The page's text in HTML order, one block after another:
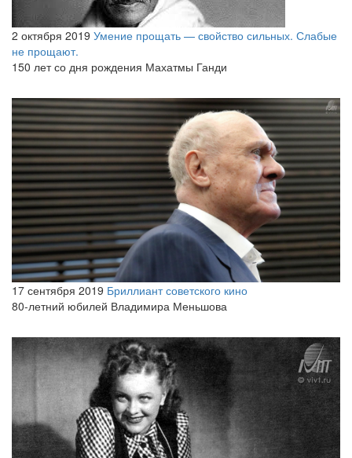
2 октября 2019 Умение прощать — свойство сильных. Слабые
не прощают.
150 лет со дня рождения Махатмы Ганди
17 сентября 2019 Бриллиант советского кино
80-летний юбилей Владимира Меньшова